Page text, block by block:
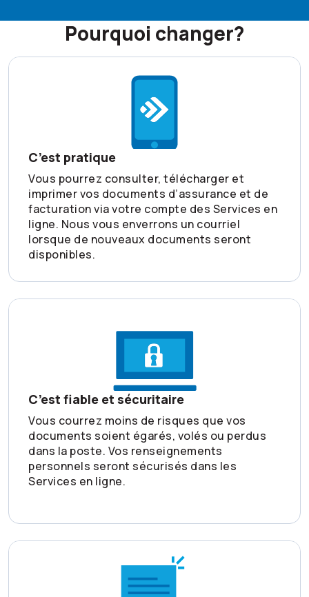
Pourquoi changer?
C’est pratique
Vous pourrez consulter, télécharger et
imprimer vos documents d’assurance et de
facturation via votre compte des Services en
ligne. Nous vous enverrons un courriel
lorsque de nouveaux documents seront
disponibles.
C’est fiable et sécuritaire
Vous courrez moins de risques que vos
documents soient égarés, volés ou perdus
dans la poste. Vos renseignements
personnels seront sécurisés dans les
Services en ligne.